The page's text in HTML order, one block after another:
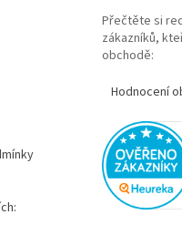
Přečtěte si
zákazníků,
obchodě:
Hodnocení